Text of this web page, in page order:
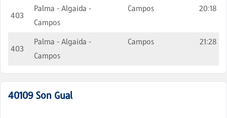
403
Palma - Algaida -
Campos
Campos 20:18
403
Palma - Algaida -
Campos
Campos 21:28
40109 Son Gual